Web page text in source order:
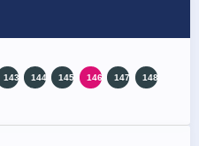
143 144 145 146 147 148